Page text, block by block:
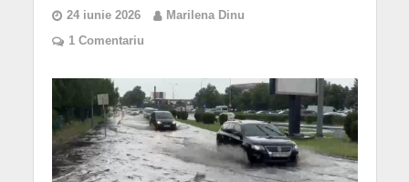
24 iunie 2026
Marilena Dinu
1 Comentariu